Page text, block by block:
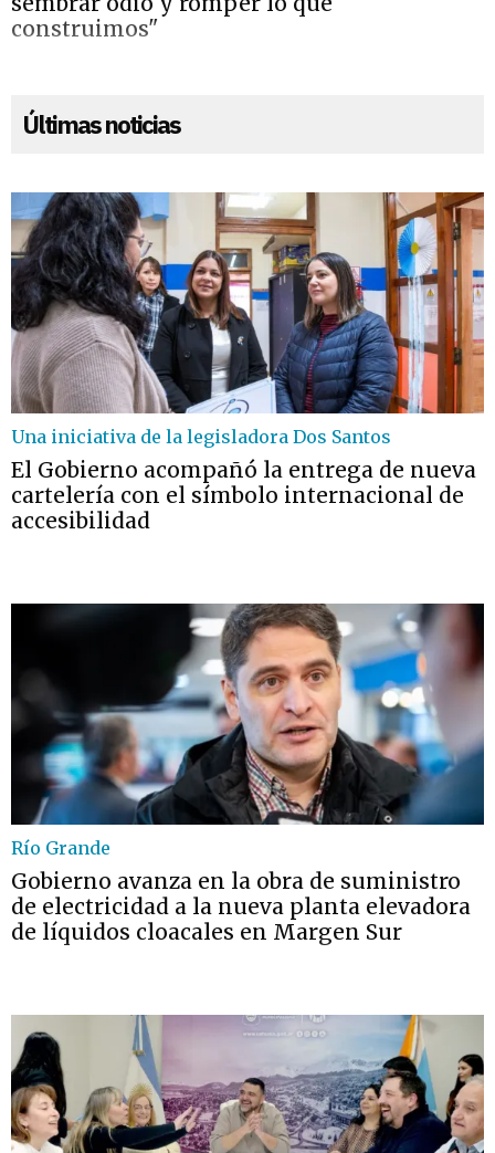
construimos"
Últimas noticias
Una iniciativa de la legisladora Dos Santos
El Gobierno acompañó la entrega de nueva
cartelería con el símbolo internacional de
accesibilidad
Río Grande
Gobierno avanza en la obra de suministro
de electricidad a la nueva planta elevadora
de líquidos cloacales en Margen Sur